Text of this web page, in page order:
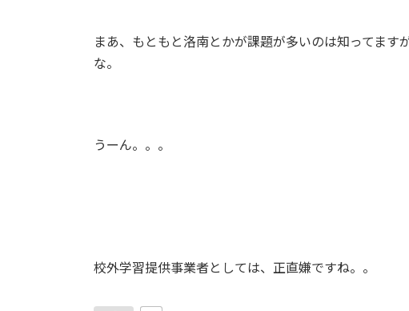
まあ、もともと洛南とかが課題が多いのは知ってます
な。
うーん。。。
校外学習提供事業者としては、正直嫌ですね。。